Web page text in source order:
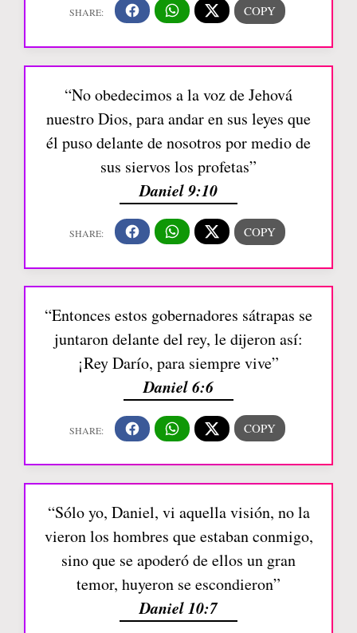
“No obedecimos a la voz de Jehová
nuestro Dios, para andar en sus leyes que
él puso delante de nosotros por medio de
sus siervos los profetas”
Daniel 9:10
“Entonces estos gobernadores sátrapas se
juntaron delante del rey, le dijeron así:
¡Rey Darío, para siempre vive”
Daniel 6:6
“Sólo yo, Daniel, vi aquella visión, no la
vieron los hombres que estaban conmigo,
sino que se apoderó de ellos un gran
temor, huyeron se escondieron”
Daniel 10:7